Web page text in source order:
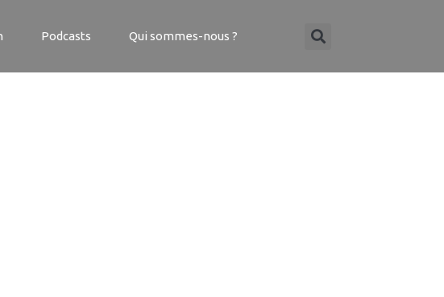
Podcasts Qui sommes-nous ?